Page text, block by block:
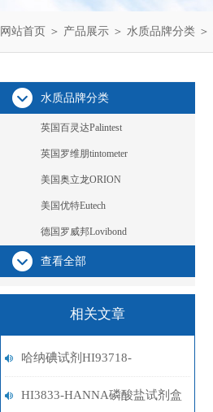
网站首页 ＞ 产品展示 ＞ 水质品牌分类 ＞
水质品牌分类
英国百灵达Palintest
英国罗维朋tintometer
美国奥立龙ORION
美国优特Eutech
德国罗威邦Lovibond
查看全部
相关文章
哈纳碘试剂HI93718-
01/HI93718-03
HI3833-HANNA磷酸盐试剂盒